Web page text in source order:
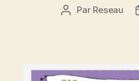
Auteur
Par Reseau